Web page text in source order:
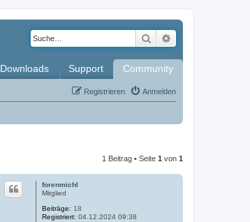
Suche
Downloads Support Community
Anmelden
Registrieren
1 Beitrag • Seite 1 von 1
forenmichl
Mitglied
Beiträge: 18
Registriert: 04.12.2024 09:38